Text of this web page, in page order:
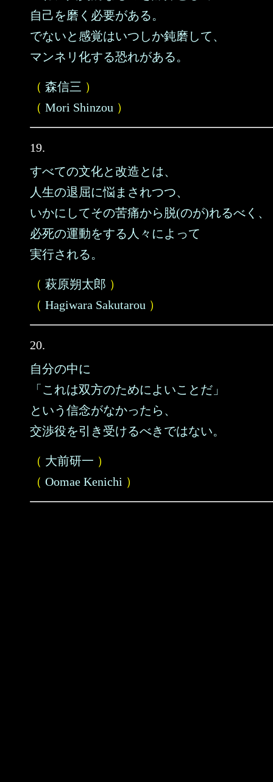
自己を磨く必要がある。
でないと感覚はいつしか鈍磨して、
マンネリ化する恐れがある。
（ 森信三 ）
（ Mori Shinzou ）
19.
すべての文化と改造とは、
人生の退屈に悩まされつつ、
いかにしてその苦痛から脱(のが)れるべく、
必死の運動をする人々によって
実行される。
（ 萩原朔太郎 ）
（ Hagiwara Sakutarou ）
20.
自分の中に
「これは双方のためによいことだ」
という信念がなかったら、
交渉役を引き受けるべきではない。
（ 大前研一 ）
（ Oomae Kenichi ）